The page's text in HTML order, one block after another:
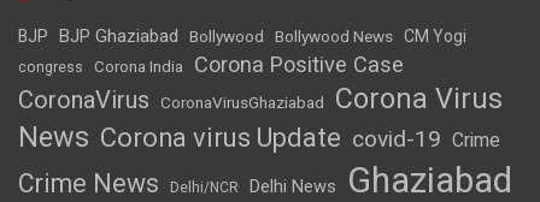
BJP BJP Ghaziabad Bollywood Bollywood News CM Yogi
congress Corona India Corona Positive Case
CoronaVirus CoronaVirusGhaziabad
Corona Virus
News Corona virus Update covid-19 Crime
Crime News Delhi/NCR Delhi News Ghaziabad